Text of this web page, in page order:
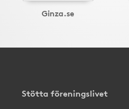
Ginza.se
Stötta föreningslivet